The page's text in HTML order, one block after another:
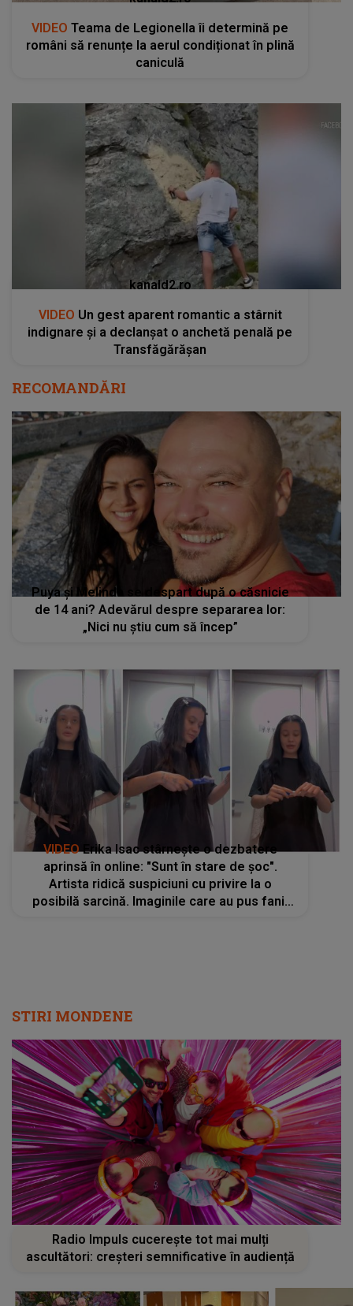
VIDEO Teama de Legionella îi determină pe
români să renunțe la aerul condiționat în plină
caniculă
kanald2.ro
VIDEO Un gest aparent romantic a stârnit
indignare și a declanșat o anchetă penală pe
Transfăgărășan
RECOMANDĂRI
Puya și Melinda se despart după o căsnicie
de 14 ani? Adevărul despre separarea lor:
„Nici nu știu cum să încep”
VIDEOErika Isac stârnește o dezbatere
aprinsă în online: "Sunt în stare de șoc".
Artista ridică suspiciuni cu privire la o
posibilă sarcină. Imaginile care au pus fanii
STIRI MONDENE
Radio Impuls cucerește tot mai mulți
ascultători: creșteri semnificative în audiență